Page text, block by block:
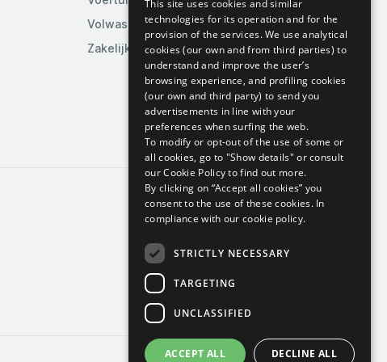
Volwassenen
Zakelijk en industrieel
This site uses cookies and similar
technologies for its operation and for the
provision of the services. We use analytical
cookies (our own and from third parties) to
understand and improve the user’s
browsing experience, and profiling cookies
(our own and third party) to send you
advertisements in line with your
preferences when surfing the web.
To modify or opt-out of the use of some or
all cookies, go to "Show details" or consult
our Cookie Policy to find out more.
By clicking on “Accept all cookies” you
consent to the use of these cookies. In
compliance with our cookie policy.
STRICTLY NECESSARY
TARGETING
UNCLASSIFIED
ACCEPT ALL DECLINE ALL